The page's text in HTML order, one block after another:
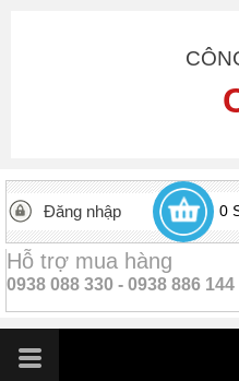
Đăng nhập 0
Hỗ trợ mua hàng
0938 088 330 - 0938 886 144